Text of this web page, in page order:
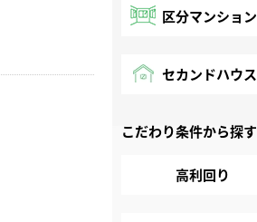
区分マンション
セカンドハウス
こだわり条件から探す
高利回り